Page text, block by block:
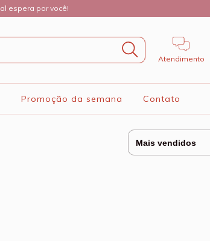
espera por você!
Atendimento
Promoção da semana Contato